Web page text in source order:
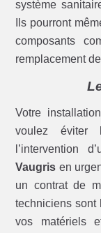
système
Ils pourront
composants
remplacement
Votre
voulez éviter
l’intervention
Vaugris en
un contrat de
techniciens sont
vos matériels